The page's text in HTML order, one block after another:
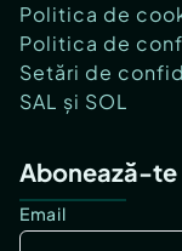
Politica de
Politica de
Setări de
SAL și SOL
Abonează-
Email